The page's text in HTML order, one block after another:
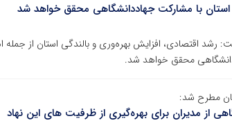
استان با مشارکت جهاددانشگاهی محقق خواهد شد
رشد اقتصادی، افزایش بهره‌وری و بالندگی استان از
محقق خواهد شد.
مطرح شد:
از مدیران برای بهره‌گیری از ظرفیت های این نهاد